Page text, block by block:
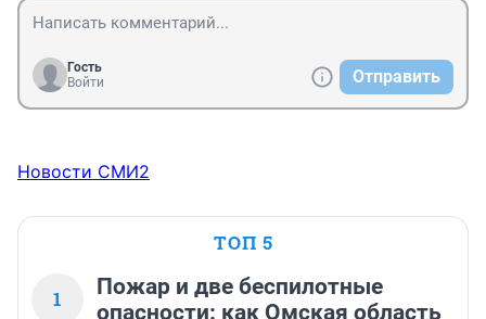
Гость
Войти
Отправить
Новости СМИ2
ТОП 5
1
Пожар и две беспилотные
опасности: как Омская область